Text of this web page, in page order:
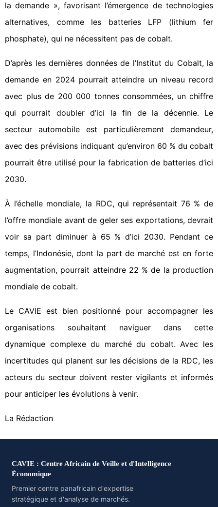
la demande », favorisant l’émergence de technologies
alternatives, comme les batteries LFP (lithium fer
phosphate), qui ne nécessitent pas de cobalt.
D’après les dernières données de l’Institut du Cobalt, la
demande en 2024 pourrait atteindre un niveau record
avec plus de 200 000 tonnes consommées, un chiffre
qui pourrait doubler d’ici la fin de la décennie. Le
secteur automobile est particulièrement demandeur,
avec des prévisions indiquant qu’environ 60 % du cobalt
pourrait être utilisé pour la fabrication de batteries d’ici
2030.
À l’échelle mondiale, la RDC, qui représentait 76 % de
l’offre mondiale avant de geler ses exportations, devrait
voir sa part diminuer à 65 % d’ici 2030. Pendant ce
temps, l’Indonésie, dont la part de marché est en forte
augmentation, pourrait atteindre 22 % de la production
mondiale de cobalt.
Le CAVIE est bien positionné pour accompagner les
organisations souhaitant naviguer dans cette
dynamique complexe du marché du cobalt. Avec les
incertitudes qui planent sur les décisions de la RDC, les
acteurs du secteur doivent rester vigilants et informés
pour anticiper les évolutions à venir.
La Rédaction
CAVIE : Centre Africain de Veille et d'Intelligence
Économique
Premier centre panafricain d'expertise
stratégique et d'analyse de marchés.